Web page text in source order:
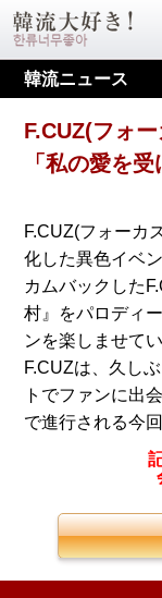
韓流ニュース
F.CUZ(フォ
「私の愛を受
F.CUZ(フォーカ
化した異色イベ
カムバックした
村』をパロディ
ンを楽しませて
F.CUZは、久し
トでファンに出
で進行される今